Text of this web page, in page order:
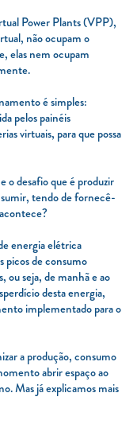
Power Plants (VPP),
não ocupam o
elas nem ocupam
é simples:
pelos painéis
virtuais, para que possa
o desafio que é produzir
tendo de fornecê-
energia elétrica
de consumo
seja, de manhã e ao
desta energia,
implementado para o
a produção, consumo
abrir espaço ao
Mas já explicamos mais